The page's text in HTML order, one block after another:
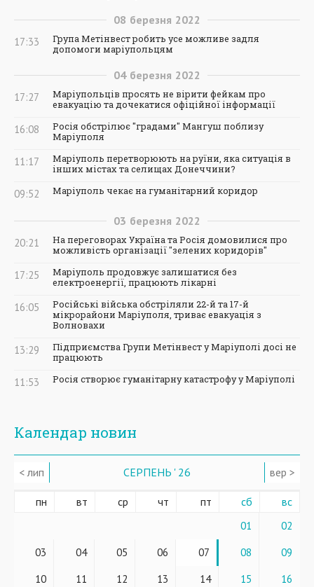
08 березня 2022
17:33
Група Метінвест робить усе можливе задля
допомоги маріупольцям
04 березня 2022
17:27
Маріупольців просять не вірити фейкам про
евакуацію та дочекатися офіційної інформації
16:08
Росія обстрілює "градами" Мангуш поблизу
Маріуполя
11:17
Маріуполь перетворюють на руїни, яка ситуація в
інших містах та селищах Донеччини?
09:52 Маріуполь чекає на гуманітарний коридор
03 березня 2022
20:21
На переговорах Україна та Росія домовилися про
можливість організації "зелених коридорів"
17:25
Маріуполь продовжує залишатися без
електроенергії, працюють лікарні
16:05
Російські війська обстріляли 22-й та 17-й
мікрорайони Маріуполя, триває евакуація з
Волновахи
13:29
Підприємства Групи Метінвест у Маріуполі досі не
працюють
11:53 Росія створює гуманітарну катастрофу у Маріуполі
Календар новин
< лип СЕРПЕНЬ ' 26 вер >
пн вт ср чт пт сб вс
01
02
03
04 05 06 07 08
09
10
11 12 13 14 15
16